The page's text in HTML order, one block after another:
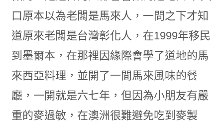
口原本以為老闆是馬來人，一問之下才知
道原來老闆是台灣彰化人，在1999年移民
到墨爾本，在那裡因緣際會學了道地的馬
來西亞料理，並開了一間馬來風味的餐
廳，一開就是六七年，但因為小朋友有嚴
重的麥過敏，在澳洲很難避免吃到麥製